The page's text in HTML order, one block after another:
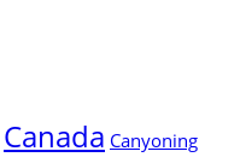
Canada Canyoning